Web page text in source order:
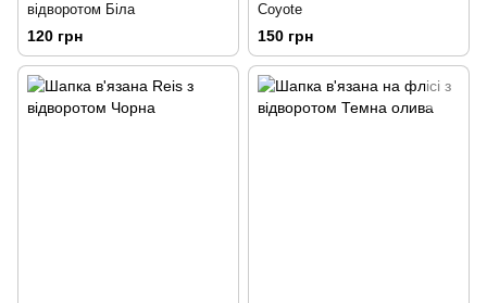
відворотом Біла
120 грн
Coyote
150 грн